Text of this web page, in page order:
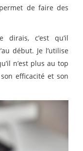
de faire des
c’est qu’il
début. Je l’utilise
n’est plus au top
efficacité et son